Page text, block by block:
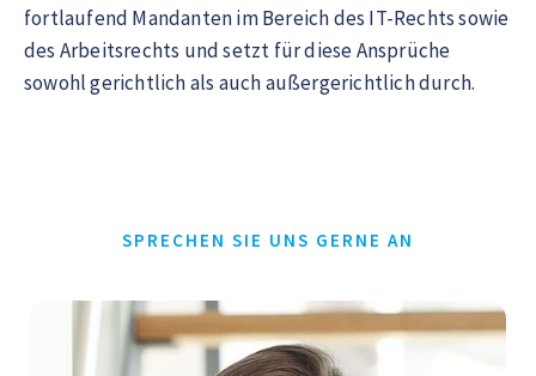
fortlaufend Mandanten im Bereich des IT-Rechts sowie
des Arbeitsrechts und setzt für diese Ansprüche
sowohl gerichtlich als auch außergerichtlich durch.
SPRECHEN SIE UNS GERNE AN